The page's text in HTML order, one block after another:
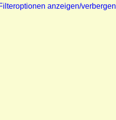
anzeigen/verbergen